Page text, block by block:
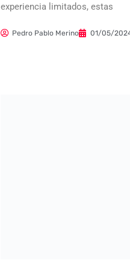
experiencia limitados, estas
Pedro Pablo Merino 01/05/